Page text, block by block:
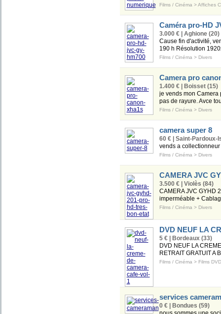
Films / Cinéma >Affiches
Caméra pro-HD
3.000 € | Aghione (20)
Cause fin d'activité,
190 h Résolution
Films / Cinéma > Divers
Camera pro
1.400 € | Boisset (15)
je vends mon Camera
pas de rayure. Avce
Films / Cinéma > Divers
camera super 8
60 € | Saint-Pardoux-
vends a
Films / Cinéma > Divers
CAMERA JVC
3.500 € | Violès (84)
CAMERA JVC GYHD
imperméable +
Films / Cinéma > Divers
DVD NEUF LA
5 € | Bordeaux (33)
DVD NEUF LA
RETRAIT GRATUIT A
Films / Cinéma > Films DVD
services
0 € | Bondues (59)